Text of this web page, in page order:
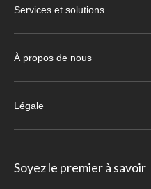
Services et solutions
À propos de nous
Légale
Soyez le premier à savoir